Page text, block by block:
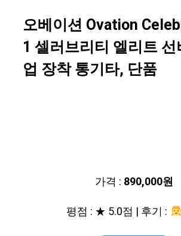
오베이션 Ovation
1 셀러브리티 엘리트 선
업 장착 통기타, 단품
가격 : 890,000원
평점 : ★ 5.0점 | 후기 :